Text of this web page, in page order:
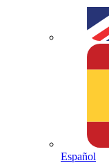
Español